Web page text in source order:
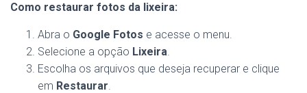
Como restaurar fotos da lixeira:
Abra o Google Fotos e acesse o menu.
Selecione a opção Lixeira.
Escolha os arquivos que deseja recuperar e clique
em Restaurar.